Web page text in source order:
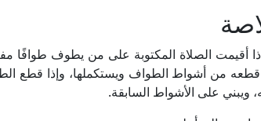
أقيمت الصلاة المكتوبة على من يطوف طوافًا
من أشواط الطواف ويستكملها، وإذا قطع
ويبني على الأشواط السابقة.